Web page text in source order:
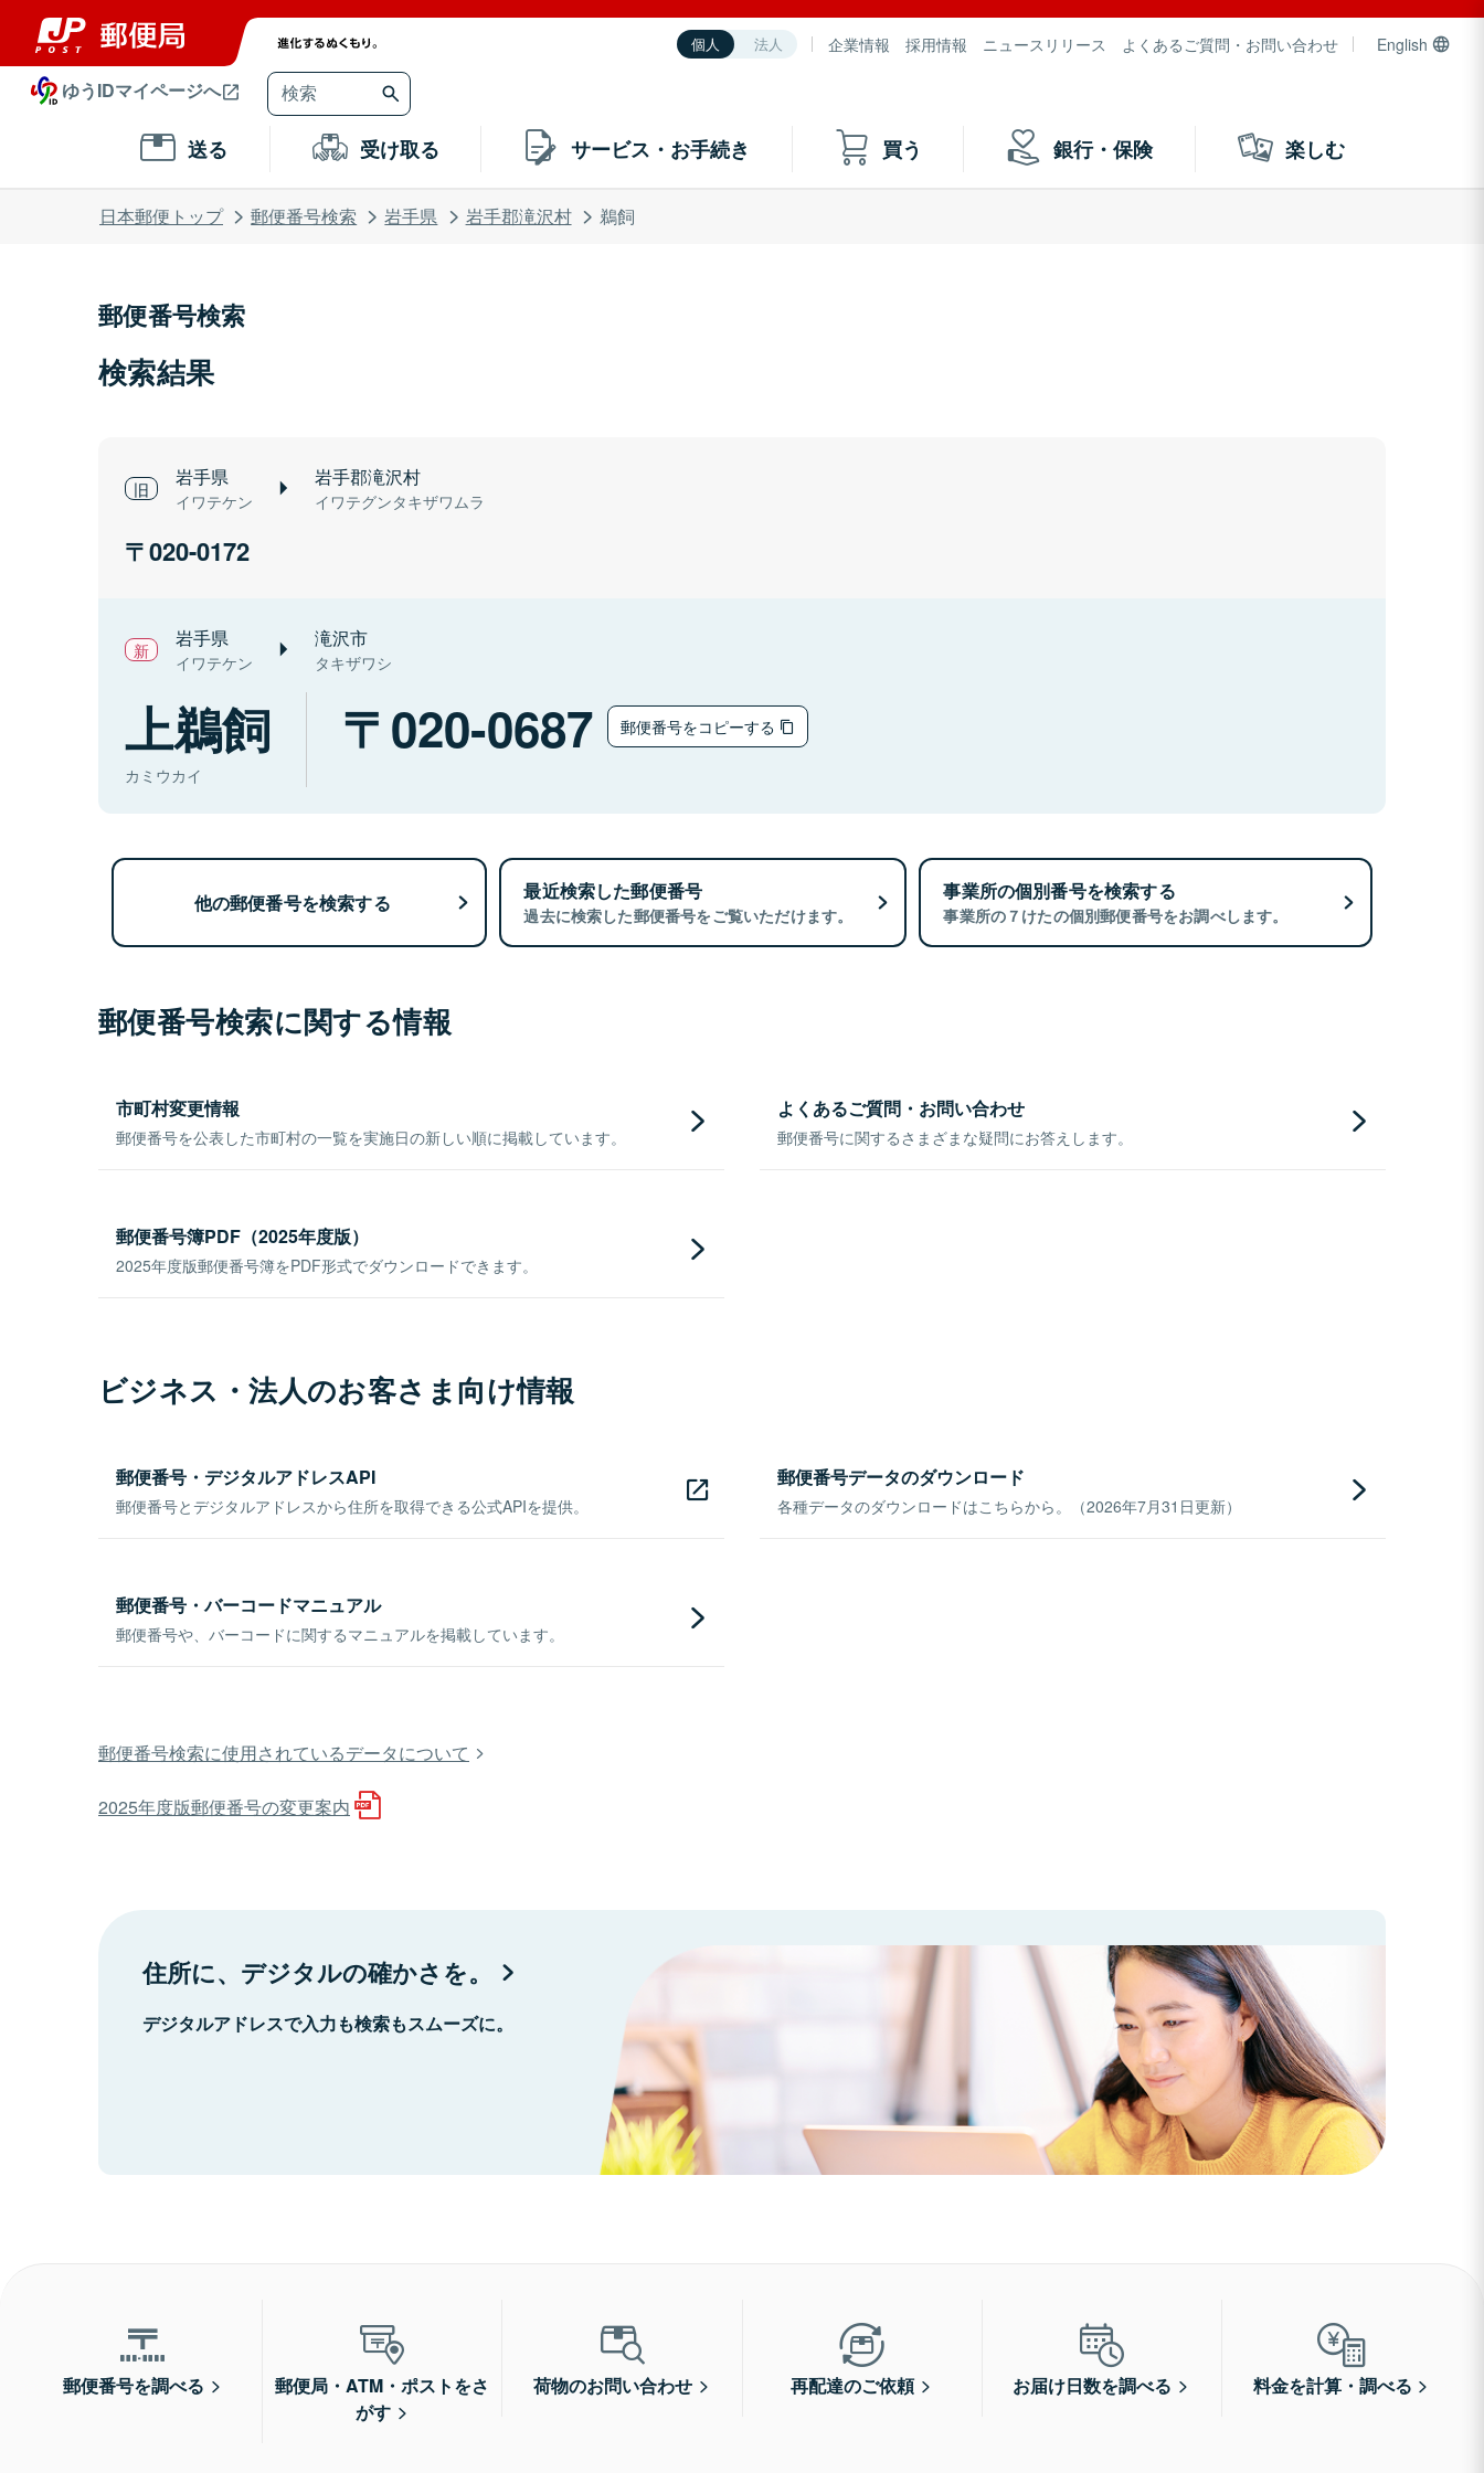
個人 法人 企業情報 採用情報 ニュースリリース よくあるご質問・お問い合わせ English
ゆうIDマイページへ
送る 受け取る サービス・お手続き 買う 銀行・保険 楽しむ
日本郵便トップ 郵便番号検索 岩手県 岩手郡滝沢村 鵜飼
郵便番号検索
検索結果
岩手県
イワテケン
岩手郡滝沢村
イワテグンタキザワムラ
020-0172
岩手県
イワテケン
滝沢市
タキザワシ
上鵜飼
カミウカイ
020-0687 郵便番号をコピーする
他の郵便番号を検索する 最近検索した郵便番号
過去に検索した郵便番号をご覧いただけます。
事業所の個別番号を検索する
事業所の７けたの個別郵便番号をお調べします。
郵便番号検索に関する情報
市町村変更情報
郵便番号を公表した市町村の一覧を実施日の新しい順に掲載しています。
よくあるご質問・お問い合わせ
郵便番号に関するさまざまな疑問にお答えします。
郵便番号簿PDF（2025年度版）
2025年度版郵便番号簿をPDF形式でダウンロードできます。
ビジネス・法人のお客さま向け情報
郵便番号・デジタルアドレスAPI
郵便番号とデジタルアドレスから住所を取得できる公式APIを提供。
郵便番号データのダウンロード
各種データのダウンロードはこちらから。（2026年7月31日更新）
郵便番号・バーコードマニュアル
郵便番号や、バーコードに関するマニュアルを掲載しています。
郵便番号検索に使用されているデータについて
2025年度版郵便番号の変更案内
住所に、デジタルの確かさを。
デジタルアドレスで入力も検索もスムーズに。
郵便番号を調べる
郵便局・ATM・ポストをさ
がす
荷物のお問い合わせ 再配達のご依頼 お届け日数を調べる 料金を計算・調べる